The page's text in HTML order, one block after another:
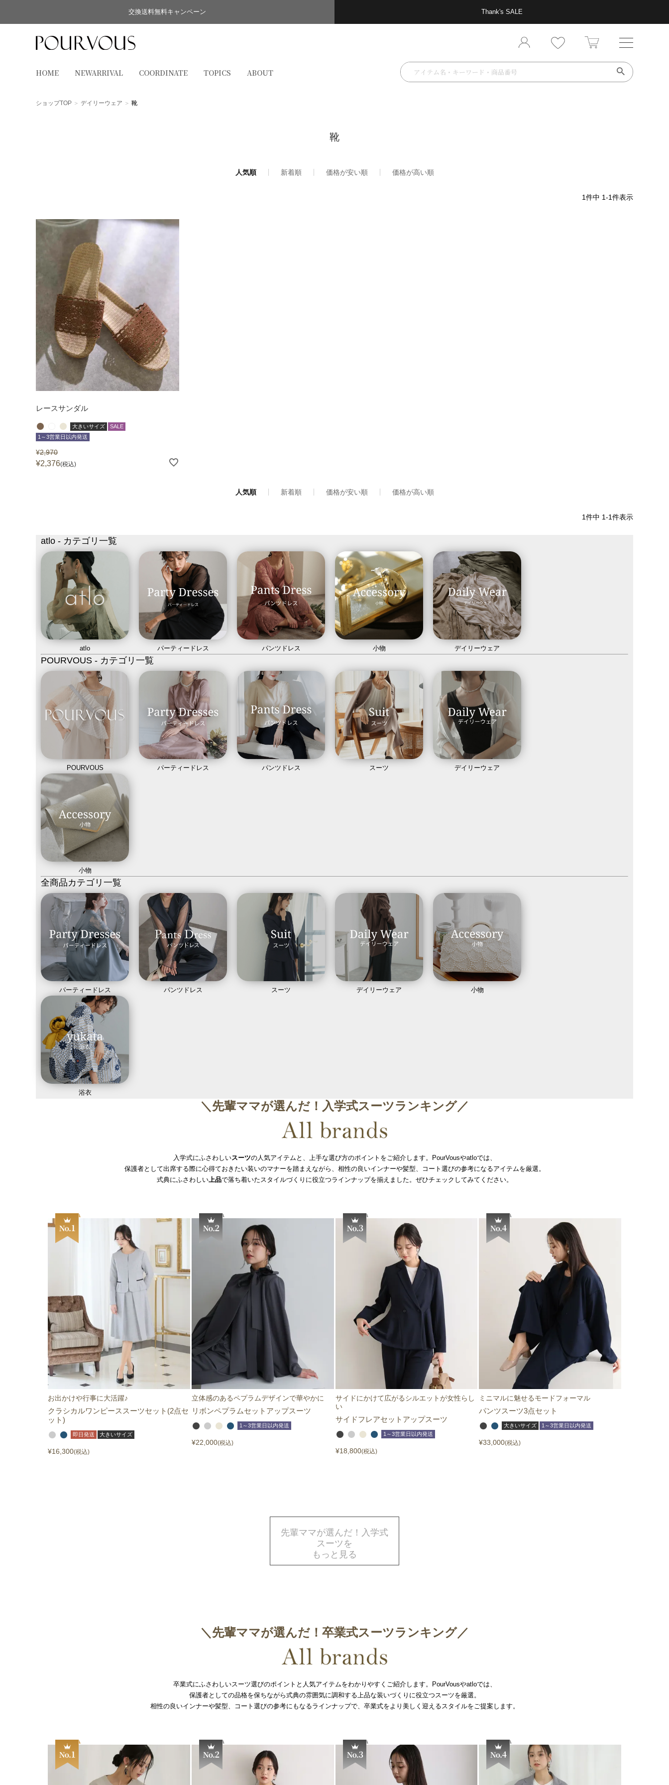
交換送料無料キャンペーン Thank's SALE
HOME NEWARRIVAL COORDINATE TOPICS ABOUT
ショップTOP デイリーウェア 靴
靴
人気順 新着順 価格が安い順 価格が高い順
1件中 1-1件表示
レースサンダル
大きいサイズ
SALE
1～3営業日以内発送
¥2,970
¥2,376 税込
人気順 新着順 価格が安い順 価格が高い順
1件中 1-1件表示
atlo - カテゴリ一覧
atlo パーティードレス パンツドレス 小物 デイリーウェア
POURVOUS - カテゴリ一覧
POURVOUS パーティードレス パンツドレス スーツ デイリーウェア
小物
全商品カテゴリ一覧
パーティードレス パンツドレス スーツ デイリーウェア 小物
浴衣
＼先輩ママが選んだ！入学式スーツランキング／
入学式にふさわしいスーツの人気アイテムと、上手な選び方のポイントをご紹介します。PourVousやatloでは、
保護者として出席する際に心得ておきたい装いのマナーを踏まえながら、相性の良いインナーや髪型、コート選びの参考になるアイテムを厳選。
式典にふさわしい上品で落ち着いたスタイルづくりに役立つラインナップを揃えました。ぜひチェックしてみてください。
お出かけや行事に大活躍♪
クラシカルワンピーススーツセット(2点セ
ット)
即日発送 大きいサイズ
¥16,300 税込
立体感のあるペプラムデザインで華やかに
リボンペプラムセットアップスーツ
1～3営業日以内発送
¥22,000 税込
サイドにかけて広がるシルエットが女性らし
い
サイドフレアセットアップスーツ
1～3営業日以内発送
¥18,800 税込
ミニマルに魅せるモードフォーマル
パンツスーツ3点セット
大きいサイズ 1～3営業日以内発送
¥33,000 税込
先輩ママが選んだ！入学式
スーツを
もっと見る
＼先輩ママが選んだ！卒業式スーツランキング／
卒業式にふさわしいスーツ選びのポイントと人気アイテムをわかりやすくご紹介します。PourVousやatloでは、
保護者としての品格を保ちながら式典の雰囲気に調和する上品な装いづくりに役立つスーツを厳選。
相性の良いインナーや髪型、コート選びの参考にもなるラインナップで、卒業式をより美しく迎えるスタイルをご提案します。